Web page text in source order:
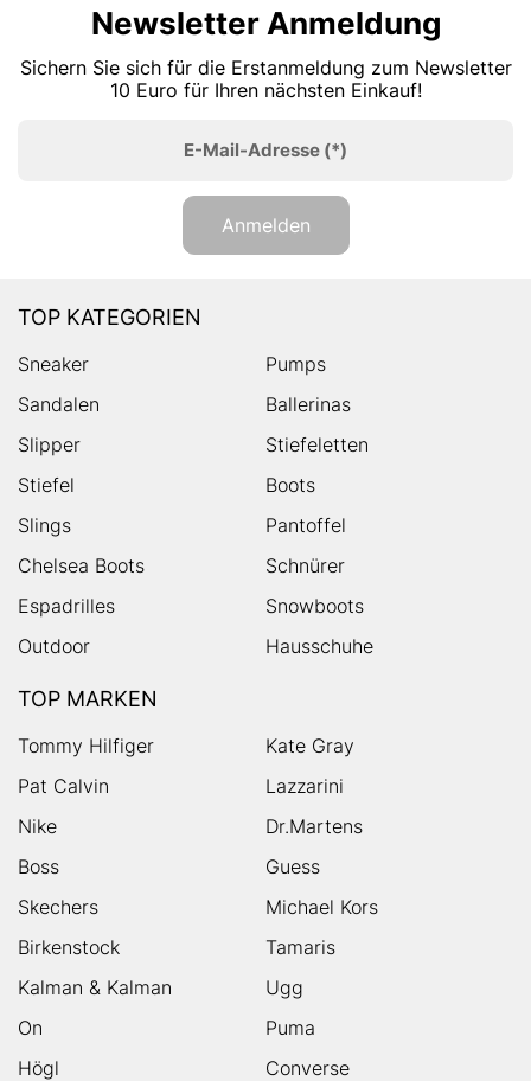
Newsletter Anmeldung
Sichern Sie sich für die Erstanmeldung zum Newsletter
10 Euro für Ihren nächsten Einkauf!
E-Mail-Adresse (*)
Anmelden
TOP KATEGORIEN
Sneaker
Pumps
Sandalen
Ballerinas
Slipper
Stiefeletten
Stiefel
Boots
Slings
Pantoffel
Chelsea Boots
Schnürer
Espadrilles
Snowboots
Outdoor
Hausschuhe
TOP MARKEN
Tommy Hilfiger
Kate Gray
Pat Calvin
Lazzarini
Nike
Dr.Martens
Boss
Guess
Skechers
Michael Kors
Birkenstock
Tamaris
Kalman & Kalman
Ugg
On
Puma
Högl
Converse